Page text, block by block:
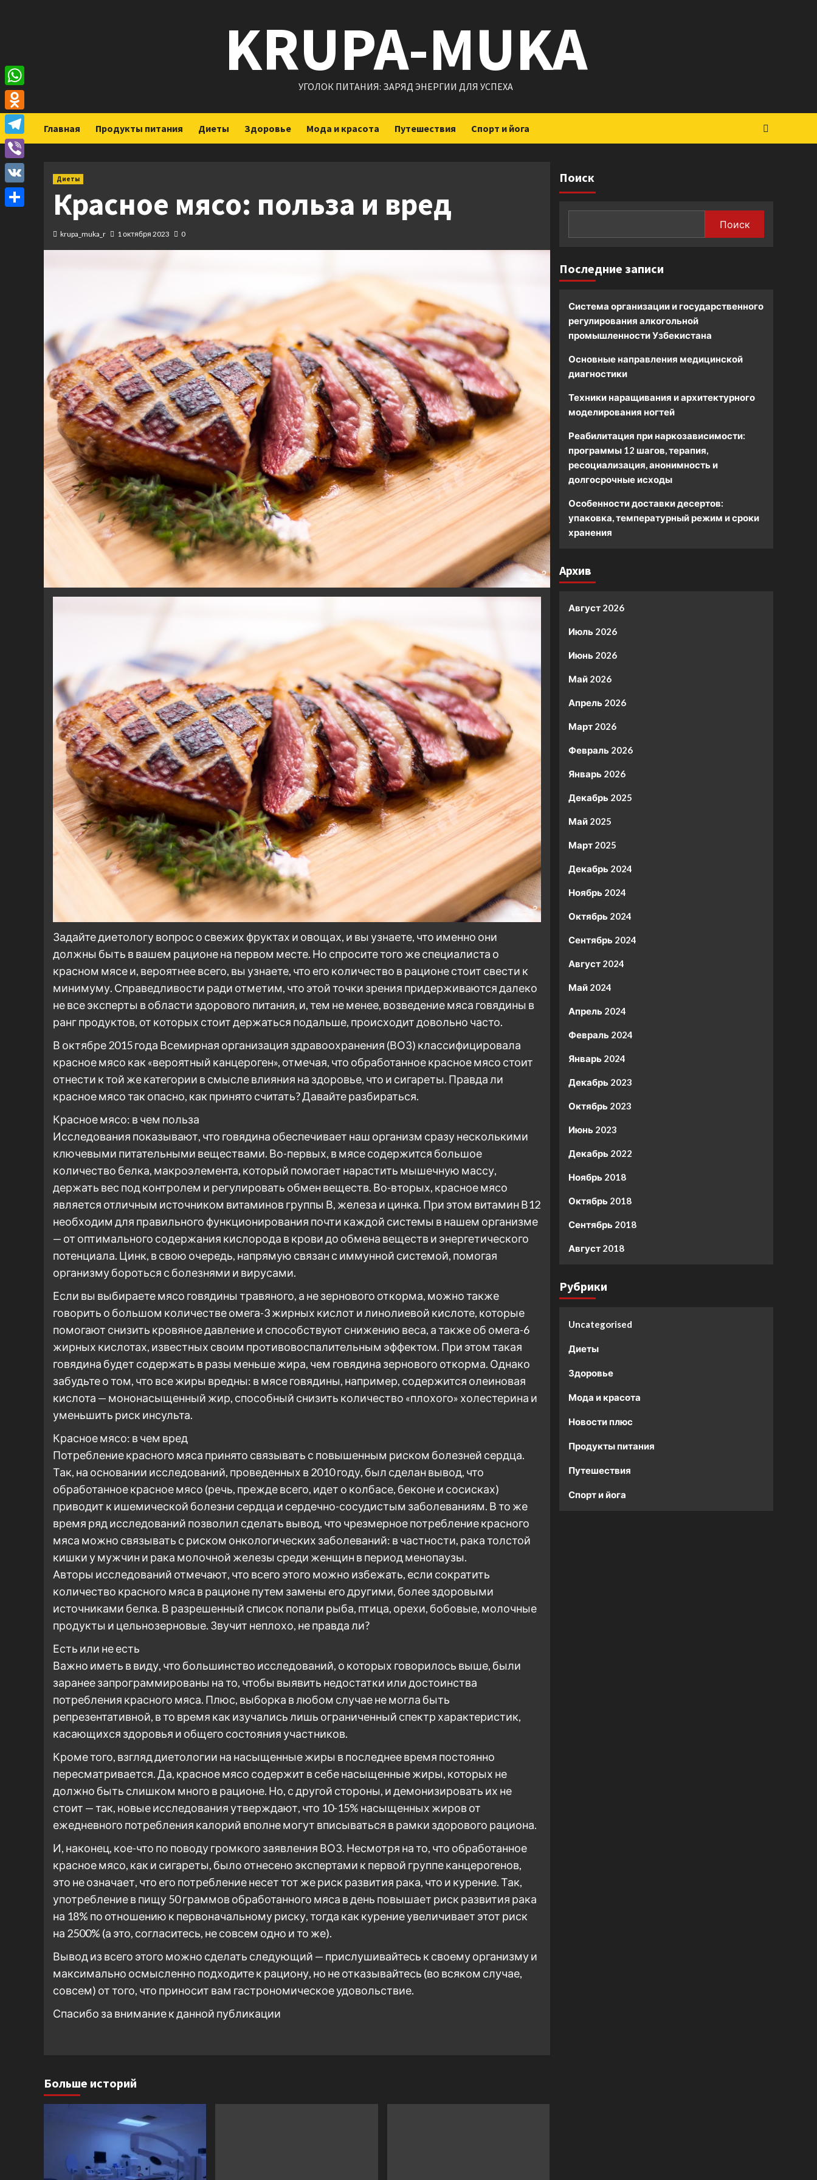
KRUPA-MUKA
УГОЛОК ПИТАНИЯ: ЗАРЯД ЭНЕРГИИ ДЛЯ УСПЕХА
Главная Продукты питания Диеты Здоровье Мода и красота Путешествия Спорт и йога
Диеты
Красное мясо: польза и вред
krupa_muka_r 1 октября 2023 0
Задайте диетологу вопрос о свежих фруктах и овощах, и вы узнаете, что именно они
должны быть в вашем рационе на первом месте. Но спросите того же специалиста о
красном мясе и, вероятнее всего, вы узнаете, что его количество в рационе стоит свести к
минимуму. Справедливости ради отметим, что этой точки зрения придерживаются далеко
не все эксперты в области здорового питания, и, тем не менее, возведение мяса говядины в
ранг продуктов, от которых стоит держаться подальше, происходит довольно часто.
В октябре 2015 года Всемирная организация здравоохранения (ВОЗ) классифицировала
красное мясо как «вероятный канцероген», отмечая, что обработанное красное мясо стоит
отнести к той же категории в смысле влияния на здоровье, что и сигареты. Правда ли
красное мясо так опасно, как принято считать? Давайте разбираться.
Красное мясо: в чем польза
Исследования показывают, что говядина обеспечивает наш организм сразу несколькими
ключевыми питательными веществами. Во-первых, в мясе содержится большое
количество белка, макроэлемента, который помогает нарастить мышечную массу,
держать вес под контролем и регулировать обмен веществ. Во-вторых, красное мясо
является отличным источником витаминов группы В, железа и цинка. При этом витамин В12
необходим для правильного функционирования почти каждой системы в нашем организме
— от оптимального содержания кислорода в крови до обмена веществ и энергетического
потенциала. Цинк, в свою очередь, напрямую связан с иммунной системой, помогая
организму бороться с болезнями и вирусами.
Если вы выбираете мясо говядины травяного, а не зернового откорма, можно также
говорить о большом количестве омега-3 жирных кислот и линолиевой кислоте, которые
помогают снизить кровяное давление и способствуют снижению веса, а также об омега-6
жирных кислотах, известных своим противовоспалительным эффектом. При этом такая
говядина будет содержать в разы меньше жира, чем говядина зернового откорма. Однако
забудьте о том, что все жиры вредны: в мясе говядины, например, содержится олеиновая
кислота — мононасыщенный жир, способный снизить количество «плохого» холестерина и
уменьшить риск инсульта.
Красное мясо: в чем вред
Потребление красного мяса принято связывать с повышенным риском болезней сердца.
Так, на основании исследований, проведенных в 2010 году, был сделан вывод, что
обработанное красное мясо (речь, прежде всего, идет о колбасе, беконе и сосисках)
приводит к ишемической болезни сердца и сердечно-сосудистым заболеваниям. В то же
время ряд исследований позволил сделать вывод, что чрезмерное потребление красного
мяса можно связывать с риском онкологических заболеваний: в частности, рака толстой
кишки у мужчин и рака молочной железы среди женщин в период менопаузы.
Авторы исследований отмечают, что всего этого можно избежать, если сократить
количество красного мяса в рационе путем замены его другими, более здоровыми
источниками белка. В разрешенный список попали рыба, птица, орехи, бобовые, молочные
продукты и цельнозерновые. Звучит неплохо, не правда ли?
Есть или не есть
Важно иметь в виду, что большинство исследований, о которых говорилось выше, были
заранее запрограммированы на то, чтобы выявить недостатки или достоинства
потребления красного мяса. Плюс, выборка в любом случае не могла быть
репрезентативной, в то время как изучались лишь ограниченный спектр характеристик,
касающихся здоровья и общего состояния участников.
Кроме того, взгляд диетологии на насыщенные жиры в последнее время постоянно
пересматривается. Да, красное мясо содержит в себе насыщенные жиры, которых не
должно быть слишком много в рационе. Но, с другой стороны, и демонизировать их не
стоит — так, новые исследования утверждают, что 10-15% насыщенных жиров от
ежедневного потребления калорий вполне могут вписываться в рамки здорового рациона.
И, наконец, кое-что по поводу громкого заявления ВОЗ. Несмотря на то, что обработанное
красное мясо, как и сигареты, было отнесено экспертами к первой группе канцерогенов,
это не означает, что его потребление несет тот же риск развития рака, что и курение. Так,
употребление в пищу 50 граммов обработанного мяса в день повышает риск развития рака
на 18% по отношению к первоначальному риску, тогда как курение увеличивает этот риск
на 2500% (а это, согласитесь, не совсем одно и то же).
Вывод из всего этого можно сделать следующий — прислушивайтесь к своему организму и
максимально осмысленно подходите к рациону, но не отказывайтесь (во всяком случае,
совсем) от того, что приносит вам гастрономическое удовольствие.
Спасибо за внимание к данной публикации
Больше историй
Поиск
Поиск
Последние записи
Система организации и государственного
регулирования алкогольной
промышленности Узбекистана
Основные направления медицинской
диагностики
Техники наращивания и архитектурного
моделирования ногтей
Реабилитация при наркозависимости:
программы 12 шагов, терапия,
ресоциализация, анонимность и
долгосрочные исходы
Особенности доставки десертов:
упаковка, температурный режим и сроки
хранения
Архив
Август 2026
Июль 2026
Июнь 2026
Май 2026
Апрель 2026
Март 2026
Февраль 2026
Январь 2026
Декабрь 2025
Май 2025
Март 2025
Декабрь 2024
Ноябрь 2024
Октябрь 2024
Сентябрь 2024
Август 2024
Май 2024
Апрель 2024
Февраль 2024
Январь 2024
Декабрь 2023
Октябрь 2023
Июнь 2023
Декабрь 2022
Ноябрь 2018
Октябрь 2018
Сентябрь 2018
Август 2018
Рубрики
Uncategorised
Диеты
Здоровье
Мода и красота
Новости плюс
Продукты питания
Путешествия
Спорт и йога
WhatsApp
Odnoklassniki
Telegram
Viber
VK
Отправить